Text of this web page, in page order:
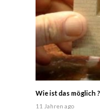
Wie ist das möglich
11 Jahren ago